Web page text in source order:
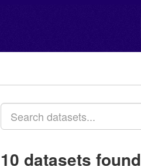
10 datasets found